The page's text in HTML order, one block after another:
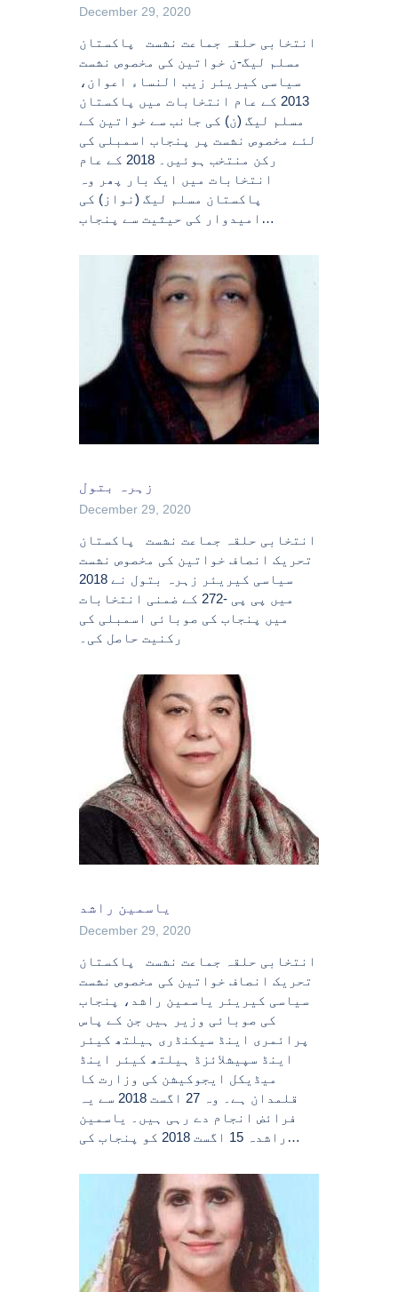
December 29, 2020
انتخابی حلقہ جماعت نشست پاکستان
مسلم لیگ-ن خواتین کی مخصوص نشست
سیاسی کیریئر زیب النساء اعوان،
2013 کے عام انتخابات میں پاکستان
مسلم لیگ (ن) کی جانب سے خواتین کے
لئے مخصوص نشست پر پنجاب اسمبلی کی
رکن منتخب ہوئیں۔ 2018 کے عام
انتخابات میں ایک بار پھر وہ
پاکستان مسلم لیگ (نواز) کی
امیدوار کی حیثیت سے پنجاب…
زہرہ بتول
December 29, 2020
انتخابی حلقہ جماعت نشست پاکستان
تحریک انصاف خواتین کی مخصوص نشست
سیاسی کیریئر زہرہ بتول نے 2018
میں پی پی -272 کے ضمنی انتخابات
میں پنجاب کی صوبائی اسمبلی کی
رکنیت حاصل کی۔
یاسمین راشد
December 29, 2020
انتخابی حلقہ جماعت نشست پاکستان
تحریک انصاف خواتین کی مخصوص نشست
سیاسی کیریئر یاسمین راشد، پنجاب
کی صوبائی وزیر ہیں جن کے پاس
پرائمری اینڈ سیکنڈری ہیلتھ کیئر
اینڈ سپیشلائزڈ ہیلتھ کیئر اینڈ
میڈیکل ایجوکیشن کی وزارت کا
قلمدان ہے۔ وہ 27 اگست 2018 سے یہ
فرائض انجام دے رہی ہیں۔ یاسمین
راشدہ 15 اگست 2018 کو پنجاب کی…